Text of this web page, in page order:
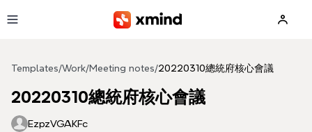
Templates/Work/Meeting notes/20220310總統府核心會議
20220310總統府核心會議
EzpzVGAKFc